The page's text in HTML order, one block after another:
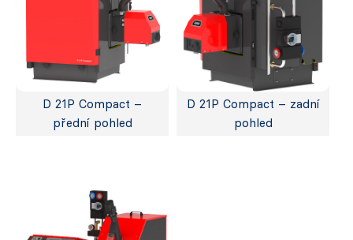
D 21P Compact –
přední pohled
D 21P Compact – zadní
pohled